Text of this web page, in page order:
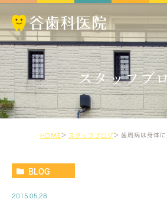
スタッフブ
HOME スタッフブログ 歯周病は身体
BLOG
2015.05.28